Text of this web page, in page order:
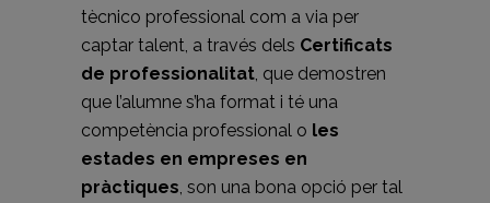
tècnico professional com a via per
captar talent, a través dels Certificats
de professionalitat , que demostren
que l’alumne s’ha format i té una
competència professional o les
estades en empreses en
pràctiques , son una bona opció per tal